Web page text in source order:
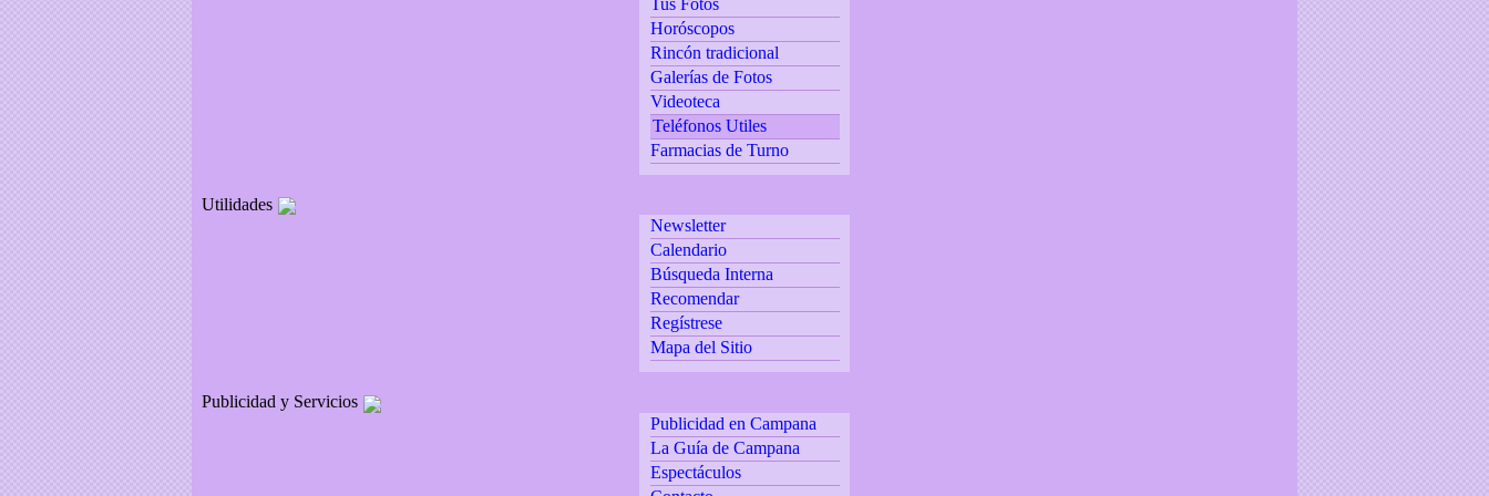
Tus Fotos
Horóscopos
Rincón tradicional
Galerías de Fotos
Videoteca
Teléfonos Utiles
Farmacias de Turno
Utilidades
Newsletter
Calendario
Búsqueda Interna
Recomendar
Regístrese
Mapa del Sitio
Publicidad y Servicios
Publicidad en Campana
La Guía de Campana
Espectáculos